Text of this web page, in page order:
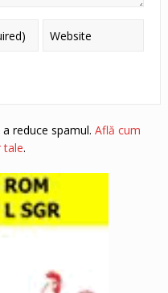
reduce spamul. Află cum
tale.